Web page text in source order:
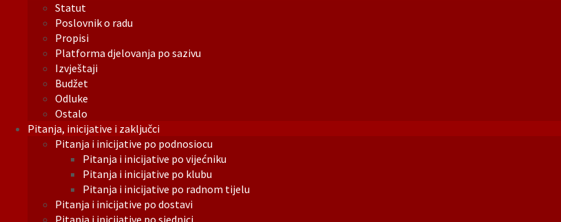
Statut
Poslovnik o radu
Propisi
Platforma djelovanja po sazivu
Izvještaji
Budžet
Odluke
Ostalo
Pitanja, inicijative i zaključci
Pitanja i inicijative po podnosiocu
Pitanja i inicijative po vijećniku
Pitanja i inicijative po klubu
Pitanja i inicijative po radnom tijelu
Pitanja i inicijative po dostavi